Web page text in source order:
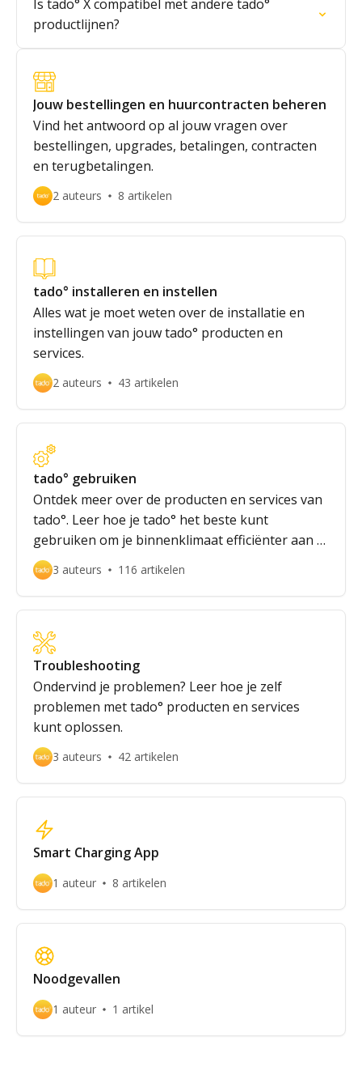
Is tado° X compatibel met andere tado°
productlijnen?
Jouw bestellingen en huurcontracten beheren
Vind het antwoord op al jouw vragen over
bestellingen, upgrades, betalingen, contracten
en terugbetalingen.
2 auteurs 8 artikelen
tado° installeren en instellen
Alles wat je moet weten over de installatie en
instellingen van jouw tado° producten en
services.
2 auteurs 43 artikelen
tado° gebruiken
Ontdek meer over de producten en services van
tado°. Leer hoe je tado° het beste kunt
gebruiken om je binnenklimaat efficiënter aan te
sturen.
3 auteurs 116 artikelen
Troubleshooting
Ondervind je problemen? Leer hoe je zelf
problemen met tado° producten en services
kunt oplossen.
3 auteurs 42 artikelen
Smart Charging App
1 auteur 8 artikelen
Noodgevallen
1 auteur 1 artikel